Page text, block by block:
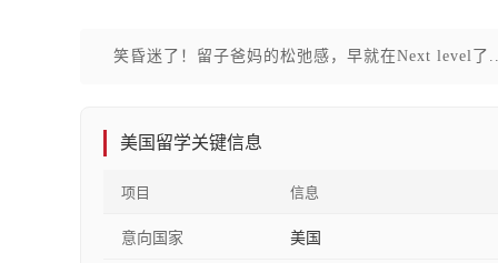
笑昏迷了！留子爸妈的松弛感，早就在Next level了
美国留学关键信息
项目 信息
意向国家 美国